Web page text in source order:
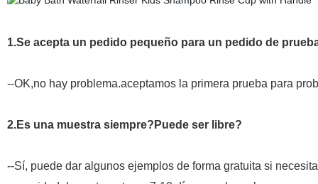
1.Se acepta un pedido pequeño para un pedido de
--OK,no hay problema.aceptamos la primera prueba para
2.Es una muestra siempre?Puede ser libre?
--Sí, puede dar algunos ejemplos de forma gratuita si